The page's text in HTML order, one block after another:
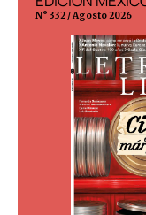
N° 332 / Agosto 2026